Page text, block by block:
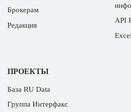
Брокерам
Редакция
API
ПРОЕКТЫ
База RU Data
Группа Интерфакс